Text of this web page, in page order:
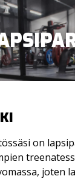
on
joten
OHJATUT